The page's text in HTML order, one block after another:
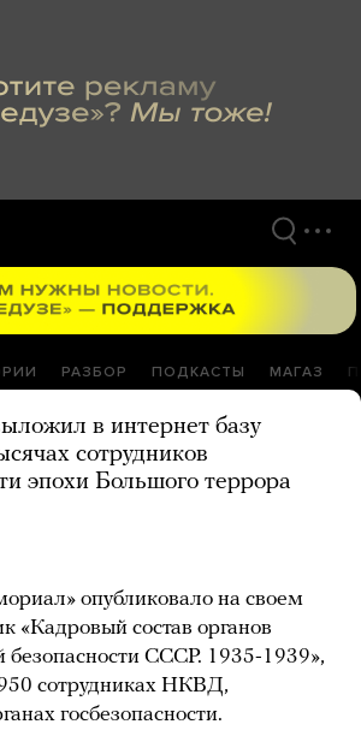
РАЗБОР ПОДКАСТЫ МАГАЗ
в интернет базу
сотрудников
эпохи Большого террора
опубликовало на своем
«Кадровый состав органов
безопасности СССР. 1935-1939»,
сотрудниках НКВД,
госбезопасности.